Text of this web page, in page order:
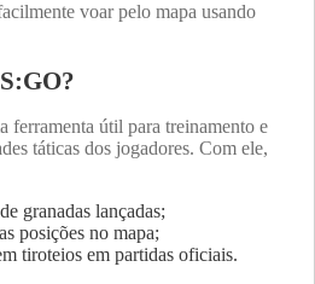
voar pelo mapa usando
ferramenta útil para treinamento e
táticas dos jogadores. Com ele,
granadas lançadas;
posições no mapa;
tiroteios em partidas oficiais.